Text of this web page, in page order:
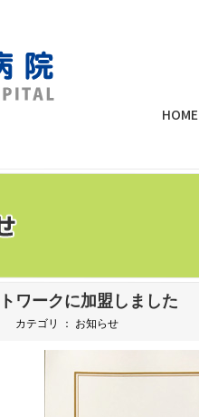
HOME
ワークに加盟しました
カテゴリ ： お知らせ